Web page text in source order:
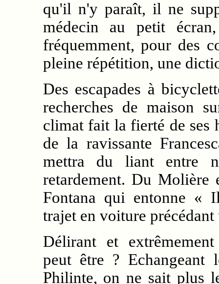
qu'il n'y paraît, il ne
médecin au petit
fréquemment, pour des
pleine répétition, une
Des escapades à
recherches de maison
climat fait la fierté de ses
de la ravissante
mettra du liant entre
retardement. Du Molière
Fontana qui entonne «
trajet en voiture
Délirant et
peut être ? Echangeant
Philinte, on ne sait plus